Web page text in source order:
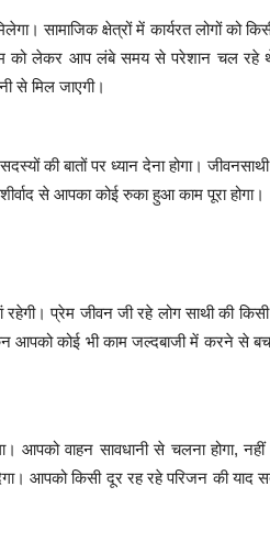
क्षेत्रों में कार्यरत लोगों को
लेकर आप लंबे समय से परेशान चल रहे थे,
से मिल जाएगी।
की बातों पर ध्यान देना होगा।
से आपका कोई रुका हुआ काम पूरा होगा।
प्रेम जीवन जी रहे लोग साथी की
कोई भी काम जल्दबाजी में करने से
वाहन सावधानी से चलना होगा, नहीं
आपको किसी दूर रह रहे परिजन की याद